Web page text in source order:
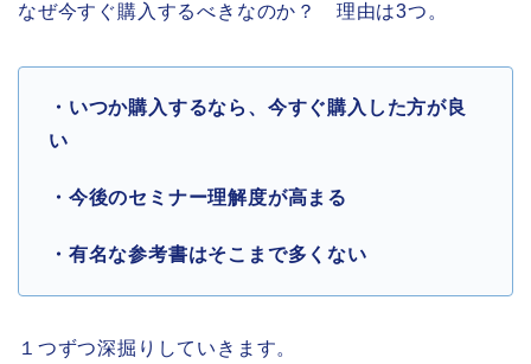
なぜ今すぐ購入するべきなのか？ 理由は3つ。
・いつか購入するなら、今すぐ購入した方が良
い
・今後のセミナー理解度が高まる
・有名な参考書はそこまで多くない
１つずつ深掘りしていきます。